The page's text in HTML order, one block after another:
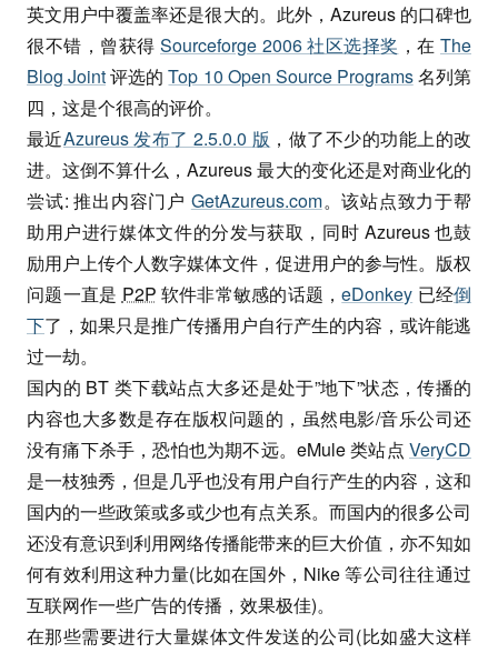
英文用户中覆盖率还是很大的。此外，Azureus 的口碑也
很不错，曾获得 Sourceforge 2006 社区选择奖 ，在 The
Blog Joint评选的Top 10 Open Source Programs名列第
四，这是个很高的评价。
最近Azureus 发布了 2.5.0.0 版 ，做了不少的功能上的改
进。这倒不算什么，Azureus 最大的变化还是对商业化的
尝试: 推出内容门户 GetAzureus.com。该站点致力于帮
助用户进行媒体文件的分发与获取，同时 Azureus 也鼓
励用户上传个人数字媒体文件，促进用户的参与性。版权
问题一直是 P2P 软件非常敏感的话题，eDonkey 已经倒
下了，如果只是推广传播用户自行产生的内容，或许能逃
过一劫。
国内的 BT 类下载站点大多还是处于”地下”状态，传播的
内容也大多数是存在版权问题的，虽然电影/音乐公司还
没有痛下杀手，恐怕也为期不远。eMule 类站点 VeryCD
是一枝独秀，但是几乎也没有用户自行产生的内容，这和
国内的一些政策或多或少也有点关系。而国内的很多公司
还没有意识到利用网络传播能带来的巨大价值，亦不知如
何有效利用这种力量(比如在国外，Nike 等公司往往通过
互联网作一些广告的传播，效果极佳)。
在那些需要进行大量媒体文件发送的公司(比如盛大这样